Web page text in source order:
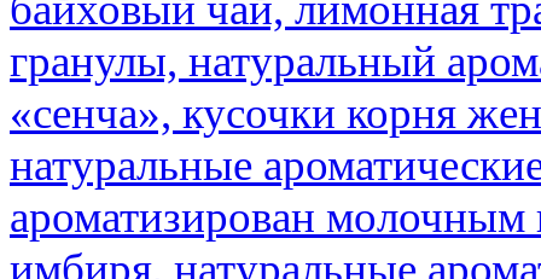
гранулы, натуральный
«сенча», кусочки корня
натуральные
ароматизирован молочным
имбиря, натуральные